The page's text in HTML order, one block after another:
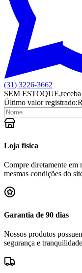
(31) 3226-3662
SEM ESTOQUE,
Último valor registrado:
Loja física
Compre diretamente em
mesmas condições do
Garantia de 90 dias
Nossos produtos
segurança e